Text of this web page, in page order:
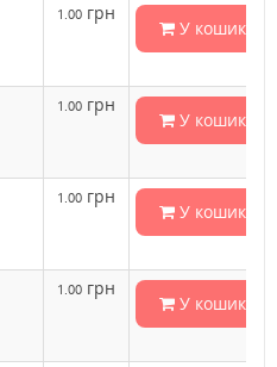
1.00 грн
У кошик
1.00 грн
У кошик
1.00 грн
У кошик
1.00 грн
У кошик